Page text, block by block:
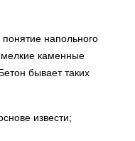
напольного
мелкие каменные
бывает таких
извести;